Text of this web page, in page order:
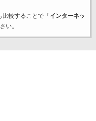
較することで「 インターネッ
い。